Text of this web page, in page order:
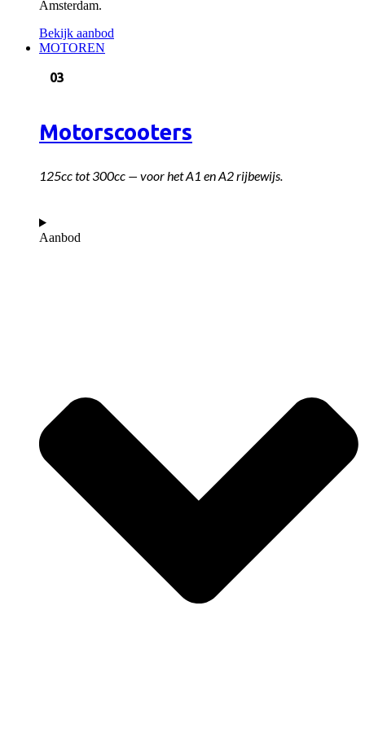
Amsterdam.
Bekijk aanbod
MOTOREN
03
Motorscooters
125cc tot 300cc — voor het A1 en A2 rijbewijs.
Aanbod